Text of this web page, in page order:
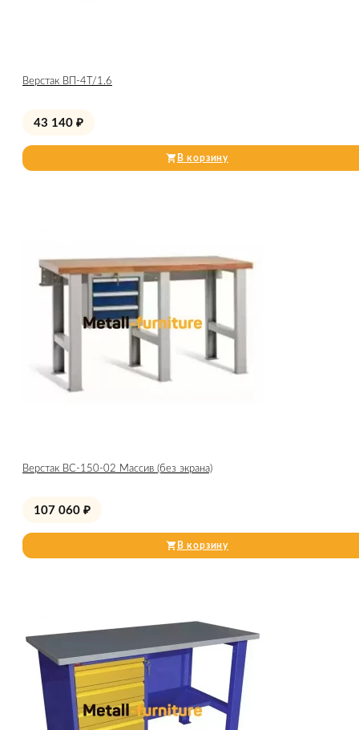
Верстак ВП-4Т/1.6
43 140 ₽
В корзину
Верстак ВС-150-02 Массив (без экрана)
107 060 ₽
В корзину